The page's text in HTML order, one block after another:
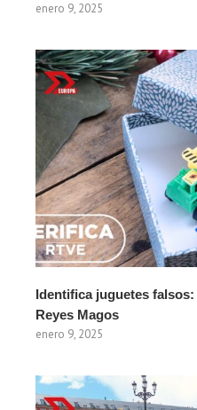
enero 9, 2025
Identifica juguetes
Reyes Magos
enero 9, 2025